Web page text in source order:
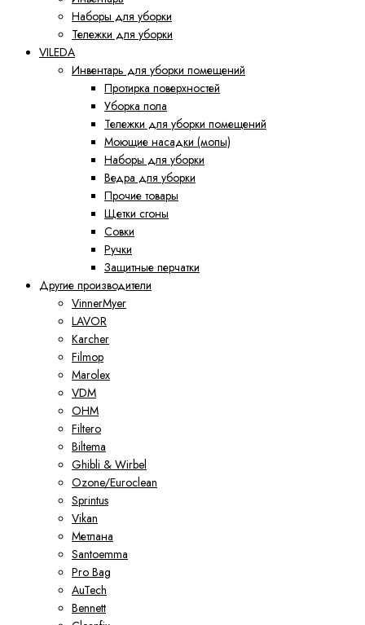
Наборы для уборки
Тележки для уборки
VILEDA
Инвентарь для уборки помещений
Протирка поверхностей
Уборка пола
Тележки для уборки помещений
Моющие насадки (мопы)
Наборы для уборки
Ведра для уборки
Прочие товары
Щетки сгоны
Совки
Ручки
Защитные перчатки
Другие производители
VinnerMyer
LAVOR
Karcher
Filmop
Marolex
VDM
ОНМ
Filtero
Biltema
Ghibli & Wirbel
Ozone/Euroclean
Sprintus
Vikan
Метлана
Santoemma
Pro Bag
AuTech
Bennett